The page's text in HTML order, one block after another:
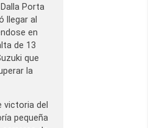
Porta
llegar al
en
de 13
que
la
victoria del
pequeña